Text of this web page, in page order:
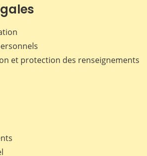
et protection des renseignements